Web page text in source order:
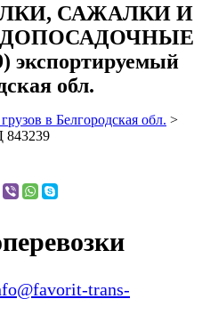
САЖАЛКИ И
экспортируемый
обл.
в Белгородская обл. >
trans-